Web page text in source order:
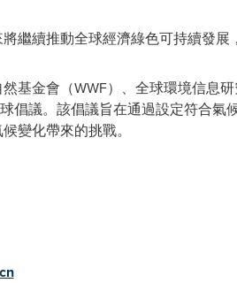
繼續推動全球經濟綠色可持續發展
基金會（WWF）、全球環境信息
倡議。該倡議旨在通過設定符合
變化帶來的挑戰。